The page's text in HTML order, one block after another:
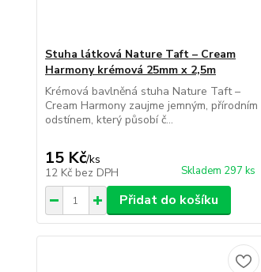
Stuha látková Nature Taft – Cream
Harmony krémová 25mm x 2,5m
Krémová bavlněná stuha Nature Taft –
Cream Harmony zaujme jemným, přírodním
odstínem, který působí č...
15 Kč/ks
12 Kč bez DPH Skladem 297 ks
Přidat do košíku